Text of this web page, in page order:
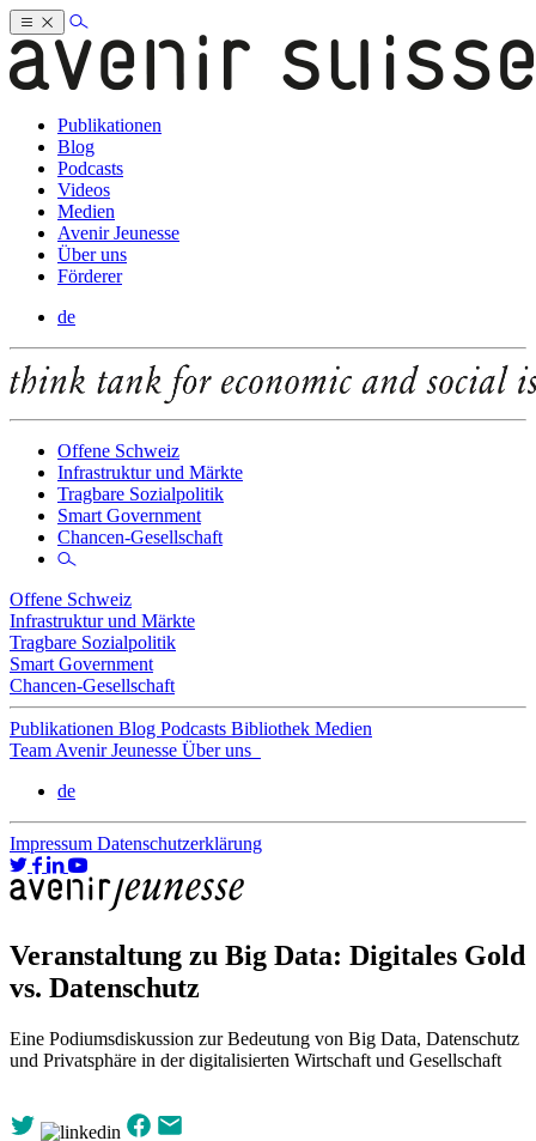
Publikationen
Blog
Podcasts
Videos
Medien
Avenir Jeunesse
Über uns
Förderer
de
Offene Schweiz
Infrastruktur und Märkte
Tragbare Sozialpolitik
Smart Government
Chancen-Gesellschaft
Offene Schweiz
Infrastruktur und Märkte
Tragbare Sozialpolitik
Smart Government
Chancen-Gesellschaft
Publikationen Blog Podcasts Bibliothek Medien
Team Avenir Jeunesse Über uns
de
Impressum Datenschutzerklärung
Veranstaltung zu Big Data: Digitales Gold
vs. Datenschutz
Eine Podiumsdiskussion zur Bedeutung von Big Data, Datenschutz
und Privatsphäre in der digitalisierten Wirtschaft und Gesellschaft